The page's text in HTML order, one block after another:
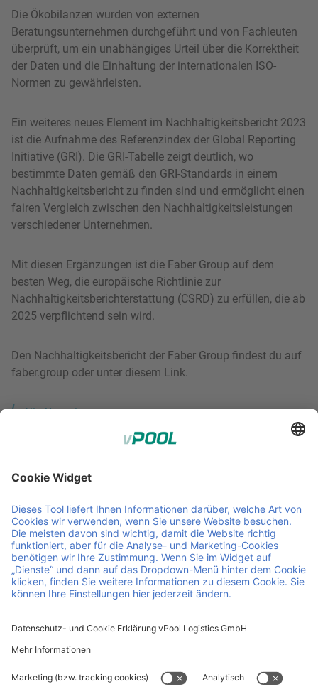
Die Ökobilanzen wurden von externen
Beratungsunternehmen durchgeführt und von Fachleuten
überprüft, um ein unabhängiges Urteil über die Korrektheit
der Daten und die Einhaltung der internationalen ISO-
Normen zu gewährleisten.
Ein weiteres neues Element im Nachhaltigkeitsbericht 2023
ist die Aufnahme des Referenzindex der Global Reporting
Initiative (GRI). Die GRI-Tabelle zeigt deutlich, wo
bestimmte Daten gemäß den GRI-Standards in einem
Nachhaltigkeitsbericht zu finden sind und ermöglicht einen
fairen Vergleich zwischen den Nachhaltigkeitsleistungen
verschiedener Unternehmen.
Mit diesen Ergänzungen ist die Faber Group auf dem
besten Weg, die europäische Richtlinie zur
Nachhaltigkeitsberichterstattung (CSRD) zu erfüllen, die ab
2025 verpflichtend sein wird.
Den Nachhaltigkeitsbericht der Faber Group findest du auf
faber.group oder unter diesem Link.
Alle News lesen
Member of Faber Group
Hilfreiche Links und Dokumente
Kontakt
Offene Stellen